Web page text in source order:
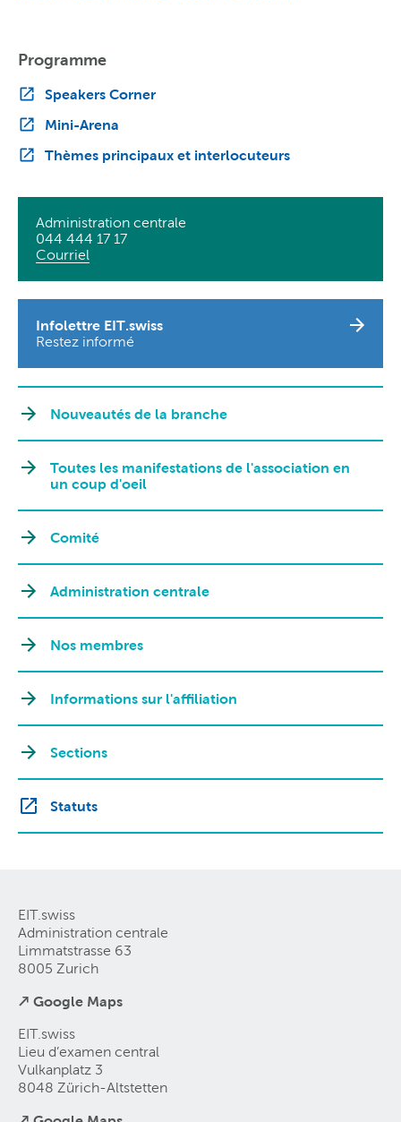
Programme
Speakers Corner
Mini-Arena
Thèmes principaux et interlocuteurs
Administration centrale
044 444 17 17
Courriel
Infolettre EIT.swiss
Restez informé
Nouveautés de la branche
Toutes les manifestations de l'association en
un coup d'oeil
Comité
Administration centrale
Nos membres
Informations sur l'affiliation
Sections
Statuts
EIT.swiss
Administration centrale
Limmatstrasse 63
8005 Zurich
↗ Google Maps
EIT.swiss
Lieu d’examen central
Vulkanplatz 3
8048 Zürich-Altstetten